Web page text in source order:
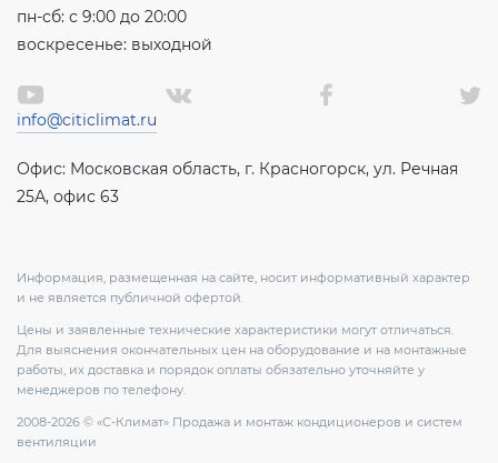
пн-сб: с 9:00 до 20:00
воскресенье: выходной
info@citiclimat.ru
Офис: Московская область, г. Красногорск, ул. Речная
25А, офис 63
Информация, размещенная на сайте, носит информативный характер
и не является публичной офертой.
Цены и заявленные технические характеристики могут отличаться.
Для выяснения окончательных цен на оборудование и на монтажные
работы, их доставка и порядок оплаты обязательно уточняйте у
менеджеров по телефону.
2008-2026 © «С-Климат» Продажа и монтаж кондиционеров и систем
вентиляции